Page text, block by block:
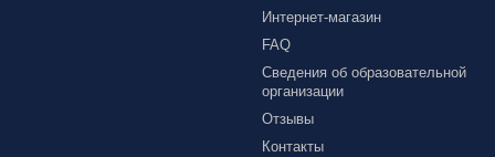
Интернет-магазин
FAQ
Сведения об образовательной
организации
Отзывы
Контакты